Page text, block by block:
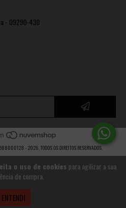
o uso de cookies para agilizar a sua
de compra.
ENTENDI
- 09290-430
- 2026. TODOS OS DIREITOS RESERVADOS.